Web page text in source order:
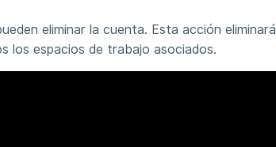
eliminar la cuenta. Esta acción eliminará
los espacios de trabajo asociados.